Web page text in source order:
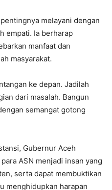
melayani dengan
empati. Ia berharap
manfaat dan
masyarakat.
ke depan. Jadilah
dari masalah. Bangun
semangat gotong
Gubernur Aceh
ASN menjadi insan yang
serta dapat membuktikan
menghidupkan harapan